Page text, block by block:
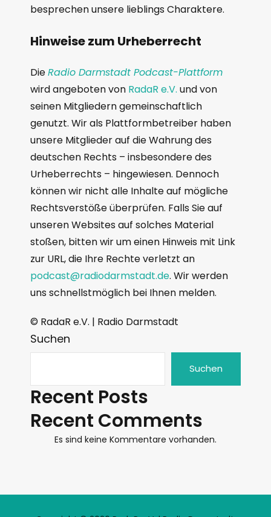
besprechen unsere lieblings Charaktere.
Hinweise zum Urheberrecht
DieRadio Darmstadt Podcast-Plattform
wird angeboten von RadaR e.V. und von
seinen Mitgliedern gemeinschaftlich
genutzt. Wir als Plattformbetreiber haben
unsere Mitglieder auf die Wahrung des
deutschen Rechts – insbesondere des
Urheberrechts – hingewiesen. Dennoch
können wir nicht alle Inhalte auf mögliche
Rechtsverstöße überprüfen. Falls Sie auf
unseren Websites auf solches Material
stoßen, bitten wir um einen Hinweis mit Link
zur URL, die Ihre Rechte verletzt an
podcast@radiodarmstadt.de. Wir werden
uns schnellstmöglich bei Ihnen melden.
© RadaR e.V. | Radio Darmstadt
Suchen
Suchen
Recent Posts
Recent Comments
Es sind keine Kommentare vorhanden.